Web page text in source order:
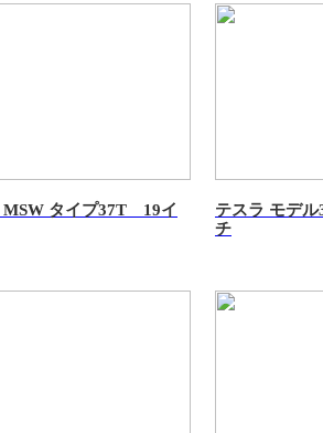
タイプ37T 19イ
テスラ モデ
チ